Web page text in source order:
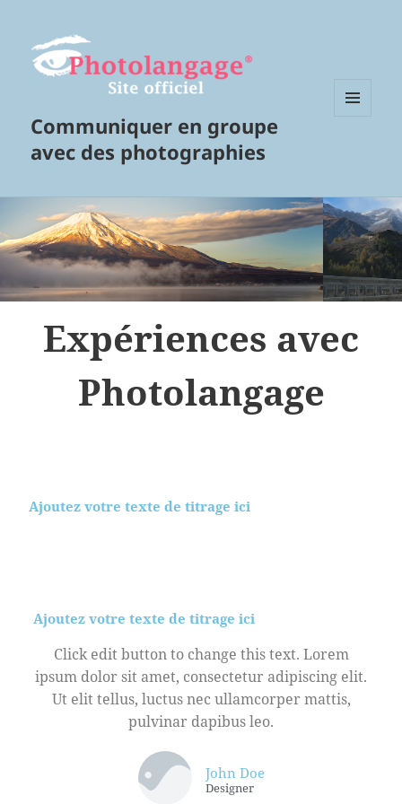
Communiquer en groupe
avec des photographies
Expériences avec
Photolangage
Ajoutez votre texte de titrage ici
Ajoutez votre texte de titrage ici
Click edit button to change this text. Lorem
ipsum dolor sit amet, consectetur adipiscing elit.
Ut elit tellus, luctus nec ullamcorper mattis,
pulvinar dapibus leo.
John Doe
Designer